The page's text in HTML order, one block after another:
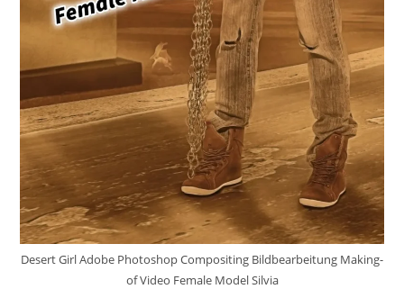
Desert Girl Adobe Photoshop Compositing Bildbearbeitung Making-
of Video Female Model Silvia